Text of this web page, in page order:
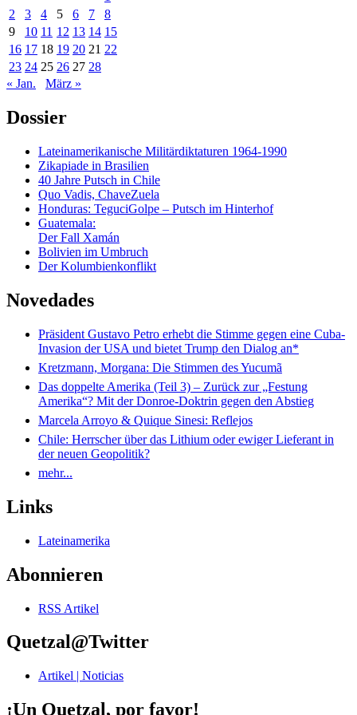
2
3 4 5 6 7
8
9
10 11 12 13 14 15
16 17 18 19 20 21 22
23 24 25 26 27 28
« Jan.
März »
Dossier
Lateinamerikanische Militärdiktaturen 1964-1990
Zikapiade in Brasilien
40 Jahre Putsch in Chile
Quo Vadis, ChaveZuela
Honduras: TeguciGolpe – Putsch im Hinterhof
Guatemala:
Der Fall Xamán
Bolivien im Umbruch
Der Kolumbienkonflikt
Novedades
Präsident Gustavo Petro erhebt die Stimme gegen eine Cuba-
Invasion der USA und bietet Trump den Dialog an*
Kretzmann, Morgana: Die Stimmen des Yucumã
Das doppelte Amerika (Teil 3) – Zurück zur „Festung
Amerika“? Mit der Donroe-Doktrin gegen den Abstieg
Marcela Arroyo & Quique Sinesi: Reflejos
Chile: Herrscher über das Lithium oder ewiger Lieferant in
der neuen Geopolitik?
mehr...
Links
Lateinamerika
Abonnieren
RSS Artikel
Quetzal@Twitter
Artikel | Noticias
¡Un Quetzal, por favor!